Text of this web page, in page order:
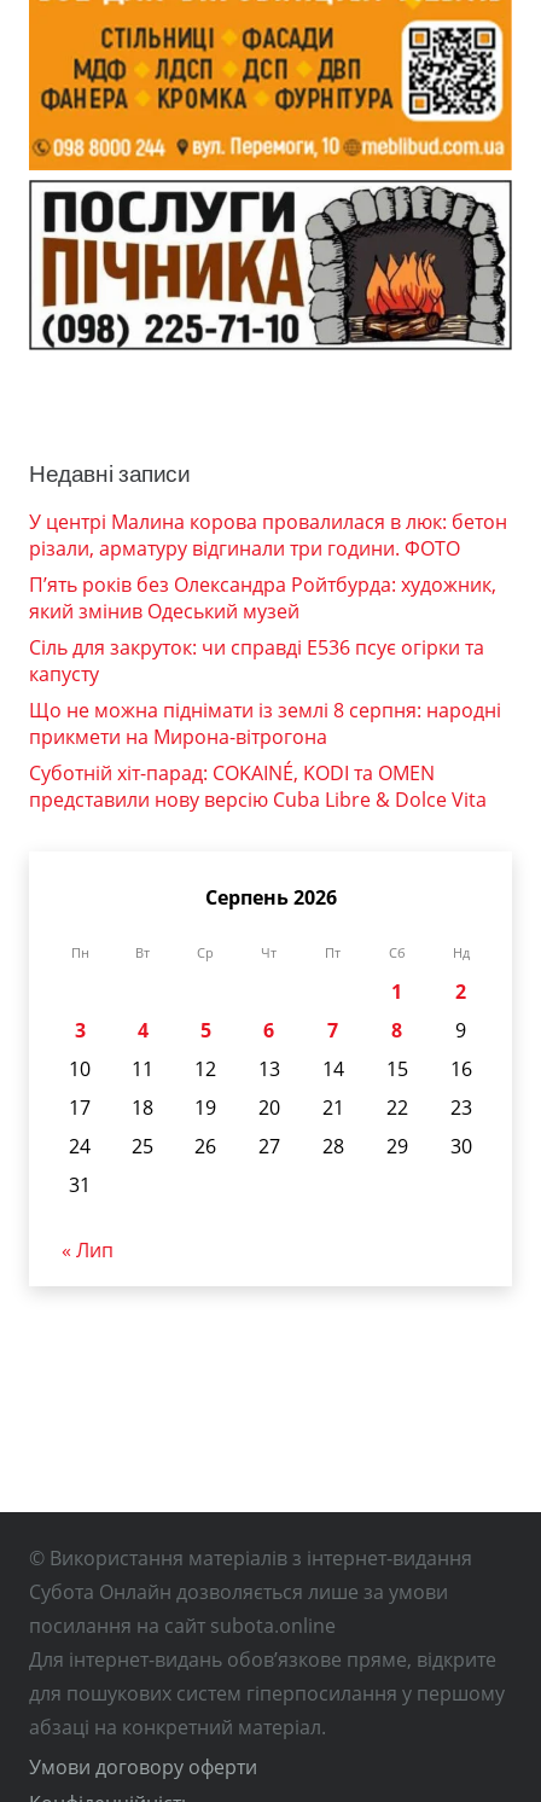
Недавні записи
У центрі Малина корова провалилася в люк: бетон
різали, арматуру відгинали три години. ФОТО
П’ять років без Олександра Ройтбурда: художник,
який змінив Одеський музей
Сіль для закруток: чи справді Е536 псує огірки та
капусту
Що не можна піднімати із землі 8 серпня: народні
прикмети на Мирона-вітрогона
Суботній хіт-парад: COKAINÉ, KODI та OMEN
представили нову версію Cuba Libre & Dolce Vita
Серпень 2026
Пн Вт Ср Чт Пт Сб Нд
1
2
3
4 5 6 7 8
9
10
11 12 13 14 15
16
17
18 19 20 21 22
23
24
25 26 27 28 29
30
31
« Лип
© Використання матеріалів з інтернет-видання
Субота Онлайн дозволяється лише за умови
посилання на сайт subota.online
Для інтернет-видань обов’язкове пряме, відкрите
для пошукових систем гіперпосилання у першому
абзаці на конкретний матеріал.
Умови договору оферти